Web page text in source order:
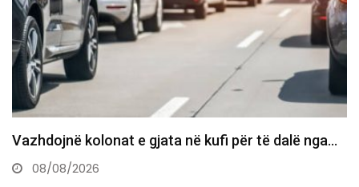
Bie sërish çmimi i naftës, 1.63 euro për litër
08/08/2026